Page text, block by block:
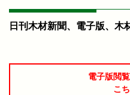
日刊木材新聞、電子版、木
電子版閲
こ